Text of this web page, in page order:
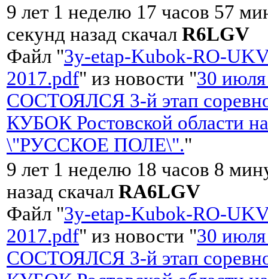
9 лет 1 неделю 17 часов 57
секунд назад скачал R6LGV
Файл "3y-etap-Kubok-RO-
2017.pdf" из новости "30 июля
СОСТОЯЛСЯ 3-й этап
КУБОК Ростовской области
\"РУССКОЕ ПОЛЕ\"."
9 лет 1 неделю 18 часов 8
назад скачал RA6LGV
Файл "3y-etap-Kubok-RO-
2017.pdf" из новости "30 июля
СОСТОЯЛСЯ 3-й этап